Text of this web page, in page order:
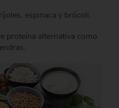
espinaca y brócoli.
proteína alternativa como